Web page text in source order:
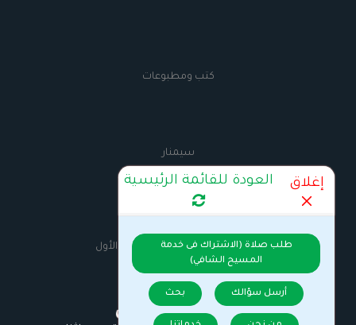
كتب ومطبوعات
سيمنار
AnbaMaximus
السيرة الذاتية للانبا مكسيموس الأول
إغلاق العودة للقائمة الرئيسية
طلب صلاة (الاشتراك فى خدمة
المسيح الشافي)
أرسل سؤالك بحث